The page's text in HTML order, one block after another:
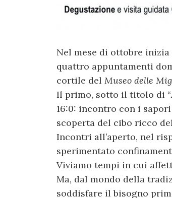
Nel mese di ottobre
quattro appuntamenti
cortile del Museo delle
Il primo, sotto il titolo di “
16:0: incontro con i
scoperta del cibo ricco
Incontri all’aperto, nel
sperimentato
Viviamo tempi in cui
Ma, dal mondo della
soddisfare il bisogno